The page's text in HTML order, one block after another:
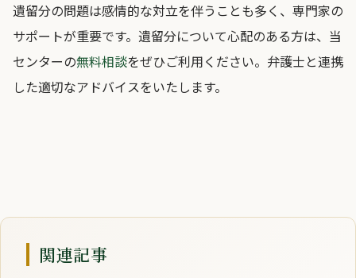
遺留分の問題は感情的な対立を伴うことも多く、専門家の
サポートが重要です。遺留分について心配のある方は、当
センターの無料相談をぜひご利用ください。弁護士と連携
した適切なアドバイスをいたします。
関連記事